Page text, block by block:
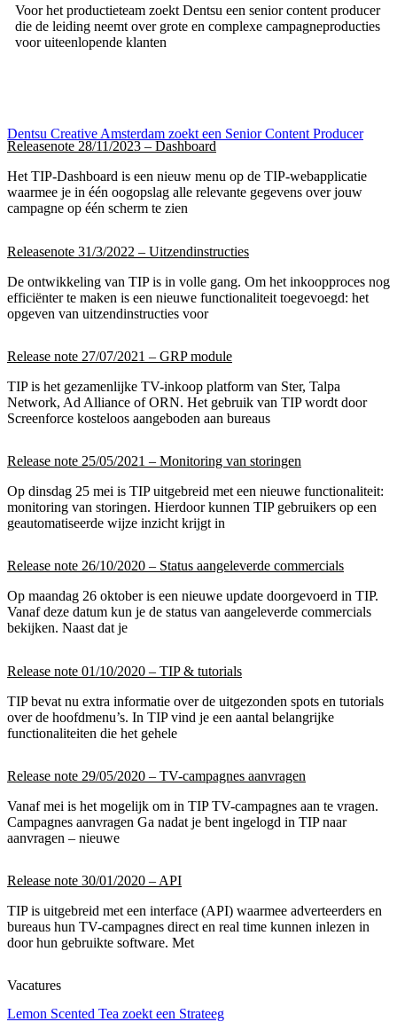
Voor het productieteam zoekt Dentsu een senior content producer
die de leiding neemt over grote en complexe campagneproducties
voor uiteenlopende klanten
Dentsu Creative Amsterdam zoekt een Senior Content Producer
Releasenote 28/11/2023 – Dashboard
Het TIP-Dashboard is een nieuw menu op de TIP-webapplicatie
waarmee je in één oogopslag alle relevante gegevens over jouw
campagne op één scherm te zien
Releasenote 31/3/2022 – Uitzendinstructies
De ontwikkeling van TIP is in volle gang. Om het inkoopproces nog
efficiënter te maken is een nieuwe functionaliteit toegevoegd: het
opgeven van uitzendinstructies voor
Release note 27/07/2021 – GRP module
TIP is het gezamenlijke TV-inkoop platform van Ster, Talpa
Network, Ad Alliance of ORN. Het gebruik van TIP wordt door
Screenforce kosteloos aangeboden aan bureaus
Release note 25/05/2021 – Monitoring van storingen
Op dinsdag 25 mei is TIP uitgebreid met een nieuwe functionaliteit:
monitoring van storingen. Hierdoor kunnen TIP gebruikers op een
geautomatiseerde wijze inzicht krijgt in
Release note 26/10/2020 – Status aangeleverde commercials
Op maandag 26 oktober is een nieuwe update doorgevoerd in TIP.
Vanaf deze datum kun je de status van aangeleverde commercials
bekijken. Naast dat je
Release note 01/10/2020 – TIP & tutorials
TIP bevat nu extra informatie over de uitgezonden spots en tutorials
over de hoofdmenu’s. In TIP vind je een aantal belangrijke
functionaliteiten die het gehele
Release note 29/05/2020 – TV-campagnes aanvragen
Vanaf mei is het mogelijk om in TIP TV-campagnes aan te vragen.
Campagnes aanvragen Ga nadat je bent ingelogd in TIP naar
aanvragen – nieuwe
Release note 30/01/2020 – API
TIP is uitgebreid met een interface (API) waarmee adverteerders en
bureaus hun TV-campagnes direct en real time kunnen inlezen in
door hun gebruikte software. Met
Vacatures
Lemon Scented Tea zoekt een Strateeg